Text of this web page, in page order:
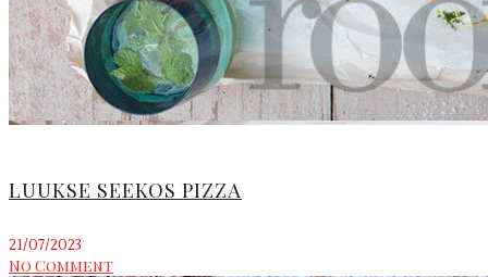
LUUKSE SEEKOS PIZZA
21/07/2023
No Comment